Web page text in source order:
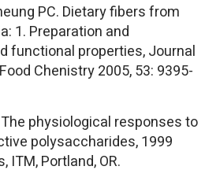
PC. Dietary fibers from
1. Preparation and
functional properties, Journal
Chenistry 2005, 53: 9395-
physiological responses to
polysaccharides, 1999
ITM, Portland, OR.